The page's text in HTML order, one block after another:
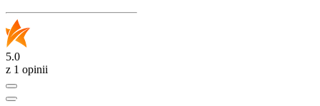
5.0
z 1 opinii